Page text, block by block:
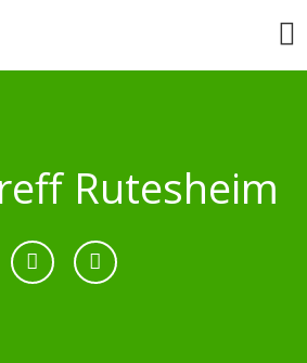
Rutesheim